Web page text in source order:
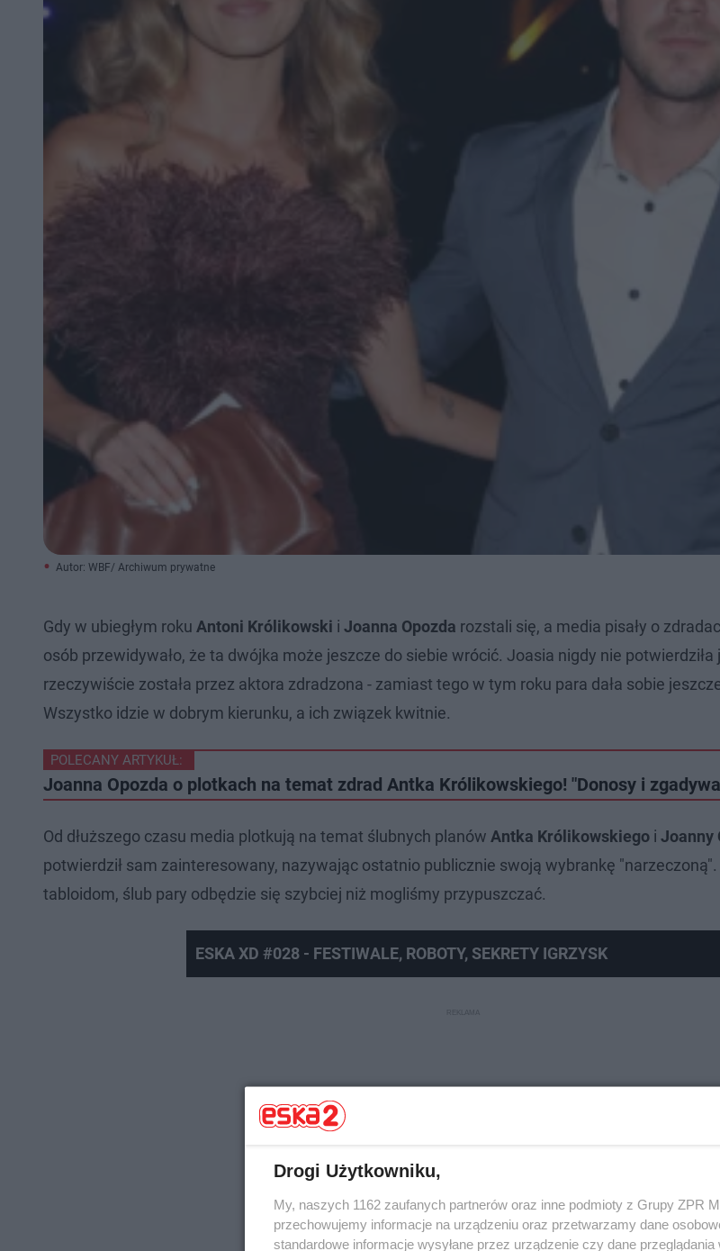
Autor: WBF/ Archiwum prywatne
Gdy w ubiegłym roku Antoni Królikowski i Joanna Opozda rozstali się, a media pisały o
osób przewidywało, że ta dwójka może jeszcze do siebie wrócić. Joasia nigdy nie potwierdziła
rzeczywiście została przez aktora zdradzona - zamiast tego w tym roku para dała sobie
Wszystko idzie w dobrym kierunku, a ich związek kwitnie.
POLECANY ARTYKUŁ:
Joanna Opozda o plotkach na temat zdrad Antka Królikowskiego! "Donosy i
Od dłuższego czasu media plotkują na temat ślubnych planów Antka Królikowskiego i Joanny
potwierdził sam zainteresowany, nazywając ostatnio publicznie swoją wybrankę
tabloidom, ślub pary odbędzie się szybciej niż mogliśmy przypuszczać.
ESKA XD #028 - FESTIWALE, ROBOTY, SEKRETY IGRZYSK
Drogi Użytkowniku,
My, naszych 1162 zaufanych partnerów oraz inne podmioty z Grupy ZPR
przechowujemy informacje na urządzeniu oraz przetwarzamy dane
standardowe informacje wysyłane przez urządzenie czy dane przeglądania